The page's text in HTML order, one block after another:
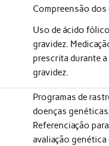
Compreensão
Uso de ácido
gravidez.
prescrita durante a
gravidez.
Programas de
doenças genéticas.
Referenciação
avaliação genética